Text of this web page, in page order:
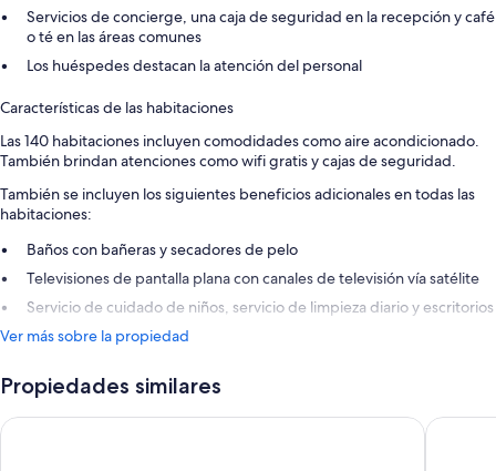
Servicios de concierge, una caja de seguridad en la recepción y café
o té en las áreas comunes
Los huéspedes destacan la atención del personal
Características de las habitaciones
Las 140 habitaciones incluyen comodidades como aire acondicionado.
También brindan atenciones como wifi gratis y cajas de seguridad.
También se incluyen los siguientes beneficios adicionales en todas las
habitaciones:
Baños con bañeras y secadores de pelo
Televisiones de pantalla plana con canales de televisión vía satélite
Servicio de cuidado de niños, servicio de limpieza diario y escritorios
Ver más sobre la propiedad
Propiedades similares
Acrogiali Beachfront Hotel The